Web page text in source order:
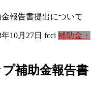
報告書提出について
年10月27日 fcci 補助金・